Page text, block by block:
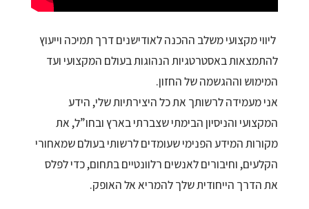
ליווי מקצועי משלב ההכנה לאודישנים דרך תמיכה וייעוץ
להתמצאות באסטרטגיות הנהוגות בעולם המקצועי ועד
המימוש וההגשמה של החזון.
אני מעמידה לרשותך את כל היצירתיות שלי, הידע
המקצועי והניסיון הבימתי שצברתי בארץ ובחו”ל, את
מקורות המידע הפנימי שעומדים לרשותי בעולם שמאחורי
הקלעים, וחיבורים לאנשים רלוונטיים בתחום, כדי לפלס
את הדרך הייחודית שלך להמריא אל האופק.